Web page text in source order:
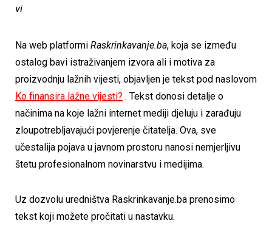
vi
Na web platformi Raskrinkavanje.ba, koja se između
ostalog bavi istraživanjem izvora ali i motiva za
proizvodnju lažnih vijesti, objavljen je tekst pod naslovom
Ko finansira lažne vijesti? . Tekst donosi detalje o
načinima na koje lažni internet mediji djeluju i zarađuju
zloupotrebljavajući povjerenje čitatelja. Ova, sve
učestalija pojava u javnom prostoru nanosi nemjerljivu
štetu profesionalnom novinarstvu i medijima.
Uz dozvolu uredništva Raskrinkavanje.ba prenosimo
tekst koji možete pročitati u nastavku.